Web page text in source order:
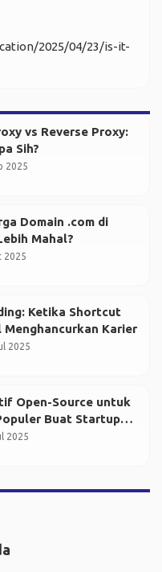
2025/04/23/is-it-
vs Reverse Proxy:
Sih?
2025
Domain .com di
Mahal?
2025
Ketika Shortcut
Menghancurkan Karier
2025
Open-Source untuk
Buat Startup
2025